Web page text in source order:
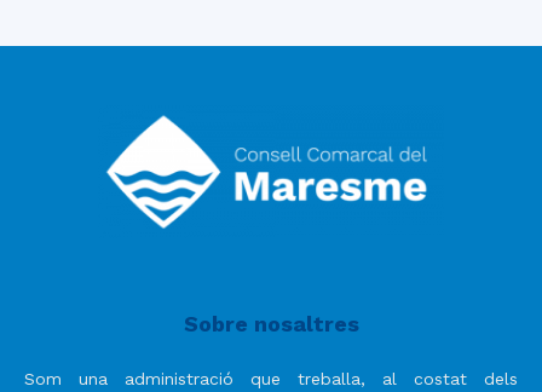
Sobre nosaltres
Som una administració que treballa, al costat dels